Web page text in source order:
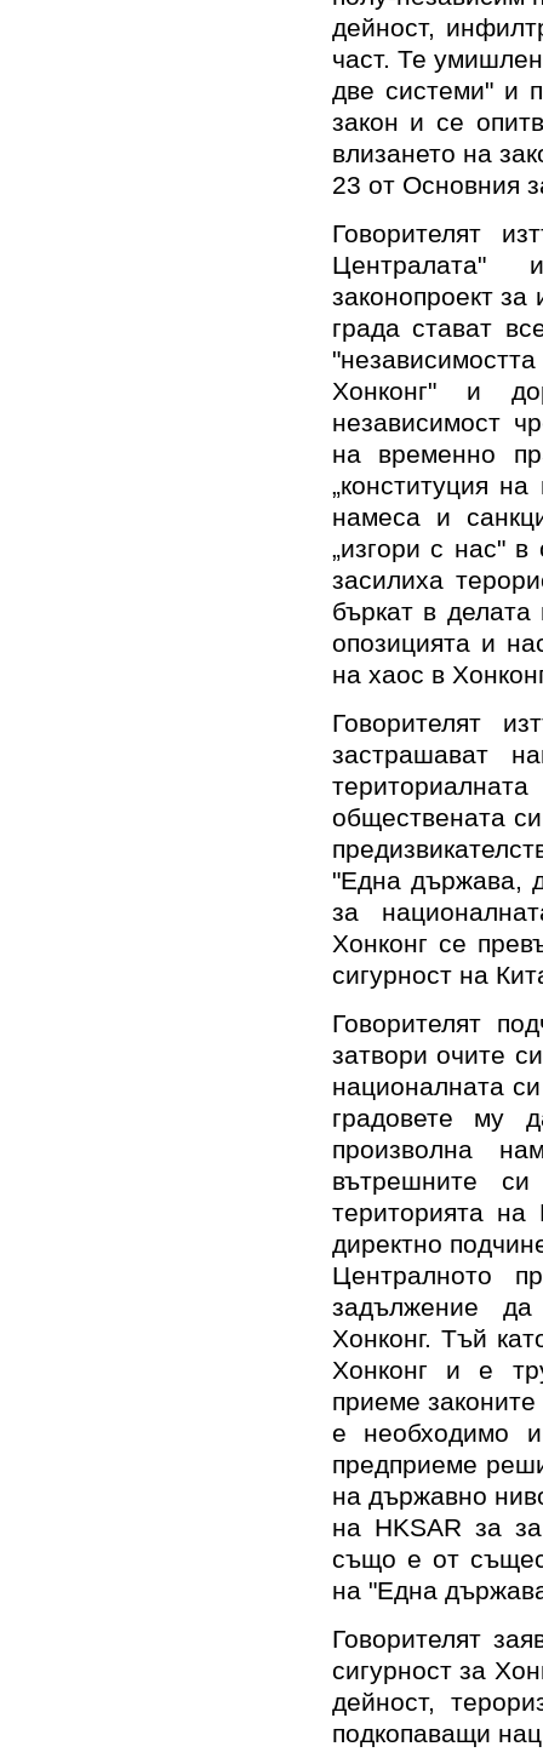
дейност,
част. Те
две системи" и
закон и се
влизането на
23 от Основния
Говорителят
Централата"
законопроект
града стават
Хонконг" и
независимост
на временно
„конституция
намеса и
„изгори с нас"
засилиха
бъркат в делата
опозицията и
на хаос в
Говорителят
застрашават
обществената
"Една държава,
за
Хонконг се
сигурност на
Говорителят
затвори очите
националната
градовете му
произволна
вътрешните
територията
директно
Централното
задължение
Хонконг. Тъй
Хонконг и е
приеме
е необходимо
предприеме
на държавно
на HKSAR за
също е от
на "Една
Говорителят
сигурност за
дейност,
подкопаващи